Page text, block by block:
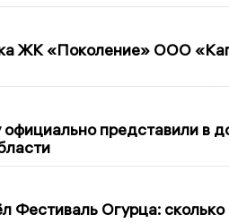
ЖК «Поколение» ООО
представили в
Фестиваль Огурца: сколько